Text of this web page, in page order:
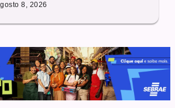
8, 2026